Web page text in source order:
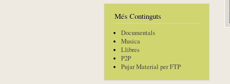
Més Continguts
Documentals
Musica
Llibres
P2P
Pujar Material per FTP